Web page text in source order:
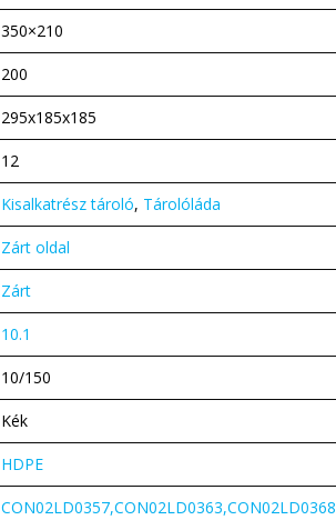
350×210
200
295x185x185
12
Kisalkatrész tároló, Tárolóláda
Zárt oldal
Zárt
10.1
10/150
Kék
HDPE
CON02LD0357,CON02LD0363,CON02LD0368